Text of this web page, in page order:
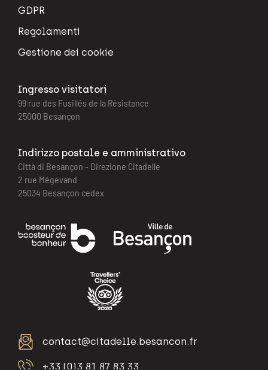
GDPR
Regolamenti
Gestione dei cookie
Ingresso visitatori
99 rue des Fusillés de la Résistance
25000 Besançon
Indirizzo postale e amministrativo
Città di Besançon - Direzione Citadelle
2 rue Mégevand
25034 Besançon cedex
contact@citadelle.besancon.fr
+33 (0)3 81 87 83 33